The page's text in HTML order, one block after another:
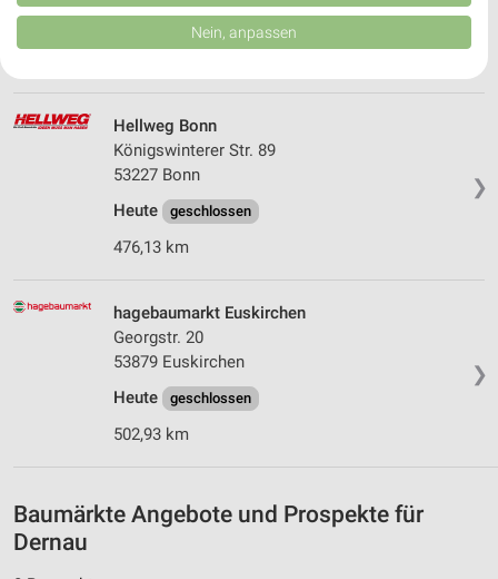
geschlossen
❯
Hellweg Bonn
Königswinterer Str. 89
53227 Bonn
Heute
geschlossen
476,13 km
❯
hagebaumarkt Euskirchen
Georgstr. 20
53879 Euskirchen
Heute
geschlossen
502,93 km
Baumärkte Angebote und Prospekte für
Dernau
von Inhalten.
Daten können außerhalb der Europäischen Union weitergegeben und in die
Website/App.
Partnerliste anzeigen (1 IAB-Anbieter)
Wir nutzen Ihre Daten für folgende Zwecke:
IAB-Verarbeitungszwecke:
Speichern von oder Zugriff auf Informationen
auf einem Endgerät
Erstellung von Profilen für personalisierte
Verwendung von Profilen zur Auswahl
personalisierter Werbung
Verwendung von Profilen zur Auswahl
personalisierter Inhalte
Nein, anpassen